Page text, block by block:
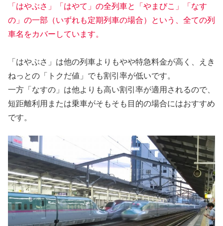
「はやぶさ」「はやて」の全列車と「やまびこ」「なす
の」の一部（いずれも定期列車の場合）という、全ての列
車名をカバーしています。
「はやぶさ」は他の列車よりもやや特急料金が高く、えき
ねっとの「トクだ値」でも割引率が低いです。
一方「なすの」は他よりも高い割引率が適用されるので、
短距離利用または乗車がそもそも目的の場合にはおすすめ
です。